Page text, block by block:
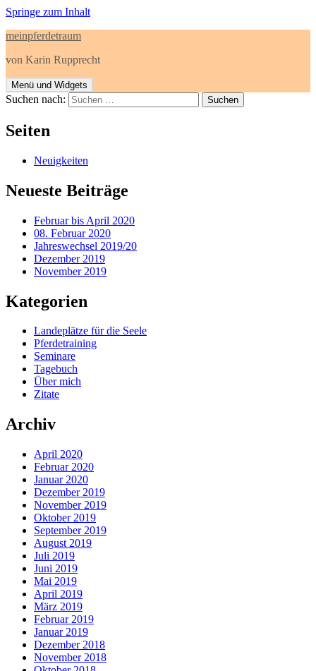
Springe zum Inhalt
meinpferdetraum
von Karin Rupprecht
Menü und Widgets
Suchen nach:
Seiten
Neuigkeiten
Neueste Beiträge
Februar bis April 2020
08. Februar 2020
Jahreswechsel 2019/20
Dezember 2019
November 2019
Kategorien
Landeplätze für die Seele
Pferdetraining
Seminare
Tagebuch
Über mich
Zitate
Archiv
April 2020
Februar 2020
Januar 2020
Dezember 2019
November 2019
Oktober 2019
September 2019
August 2019
Juli 2019
Juni 2019
Mai 2019
April 2019
März 2019
Februar 2019
Januar 2019
Dezember 2018
November 2018